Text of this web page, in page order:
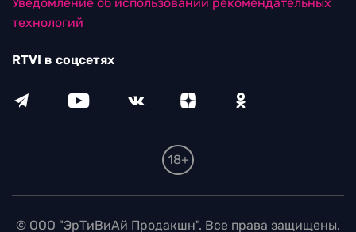
технологий
RTVI в соцсетях
18+
© ООО "ЭрТиВиАй Продакшн". Все права защищены.